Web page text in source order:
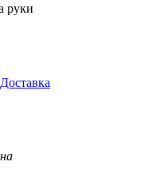
руки